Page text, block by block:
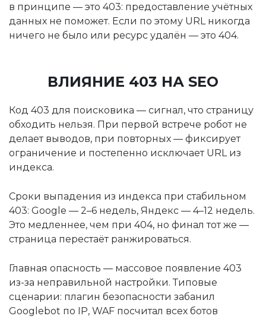
в принципе — это 403: предоставление учётных
данных не поможет. Если по этому URL никогда
ничего не было или ресурс удалён — это 404.
ВЛИЯНИЕ 403 НА SEO
Код 403 для поисковика — сигнал, что страницу
обходить нельзя. При первой встрече робот не
делает выводов, при повторных — фиксирует
ограничение и постепенно исключает URL из
индекса.
Сроки выпадения из индекса при стабильном
403: Google — 2–6 недель, Яндекс — 4–12 недель.
Это медленнее, чем при 404, но финал тот же —
страница перестаёт ранжироваться.
Главная опасность — массовое появление 403
из-за неправильной настройки. Типовые
сценарии: плагин безопасности забанил
Googlebot по IP, WAF посчитал всех ботов